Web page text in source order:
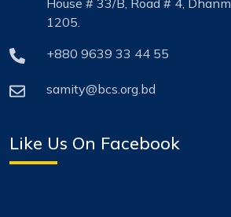
House # 33/B, Road # 4,
1205.
+880 9639 33 44 55
samity@bcs.org.bd
Like Us On Facebook